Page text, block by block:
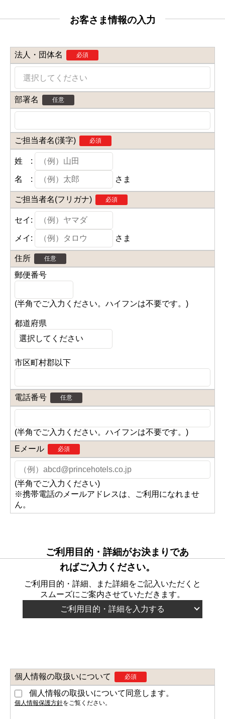
お客さま情報の入力
法人・団体名 必須
選択してください
部署名 任意
ご担当者名(漢字) 必須
姓 :
名 : さま
ご担当者名(フリガナ) 必須
セイ:
メイ: さま
住所 任意
郵便番号
(半角でご入力ください。ハイフンは不要です。)
都道府県
市区町村郡以下
電話番号 任意
(半角でご入力ください。ハイフンは不要です。)
Eメール
必須
(半角でご入力ください)
※携帯電話のメールアドレスは、ご利用になれませ
ん。
ご利用目的・詳細がお決まりであ
ればご入力ください。
ご利用目的・詳細、また詳細をご記入いただくと
スムーズにご案内させていただきます。
ご利用目的・詳細を入力する
祝勝会・祝賀会
就任式・退任式
イベント
社内研修
個人情報の取扱いについて 必須
個人情報の取扱いについて同意します。
個人情報保護方針をご覧ください。